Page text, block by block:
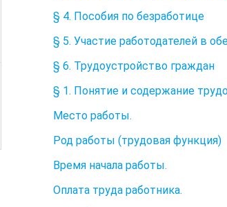
§ 4. Пособия по безработице
§ 5. Участие работодателей в
§ 6. Трудоустройство граждан
§ 1. Понятие и содержание
Место работы.
Род работы (трудовая функция)
Время начала работы.
Оплата труда работника.